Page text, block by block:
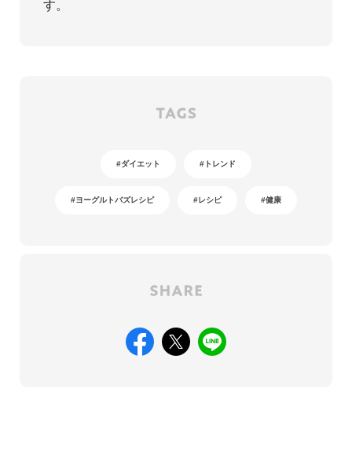
す。
#ダイエット #トレンド
#ヨーグルトバズレシピ #レシピ #健康